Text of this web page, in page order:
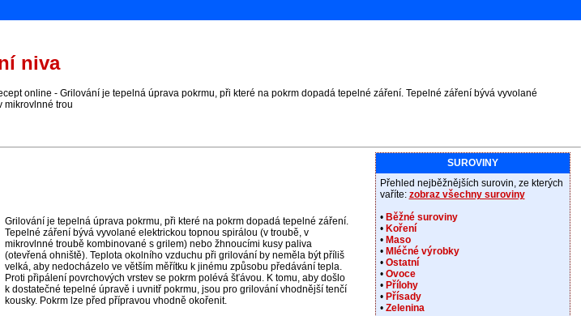
niva
online - Grilování je tepelná úprava pokrmu, při které na pokrm dopadá tepelné záření. Tepelné záření bývá vyvolané
mikrovlnné trou
Grilování je tepelná úprava pokrmu, při které na pokrm dopadá tepelné záření.
Tepelné záření bývá vyvolané elektrickou topnou spirálou (v troubě, v
mikrovlnné troubě kombinované s grilem) nebo žhnoucími kusy paliva
(otevřená ohniště). Teplota okolního vzduchu při grilování by neměla být příliš
velká, aby nedocházelo ve větším měřítku k jinému způsobu předávání tepla.
Proti připálení povrchových vrstev se pokrm polévá šťávou. K tomu, aby došlo
k dostatečné tepelné úpravě i uvnitř pokrmu, jsou pro grilování vhodnější tenčí
kousky. Pokrm lze před přípravou vhodně okořenit.
SUROVINY
Přehled nejběžnějších surovin, ze kterých
vaříte: zobraz všechny suroviny
• Běžné suroviny
• Koření
• Maso
• Mléčné výrobky
• Ostatní
• Ovoce
• Přílohy
• Přísady
• Zelenina